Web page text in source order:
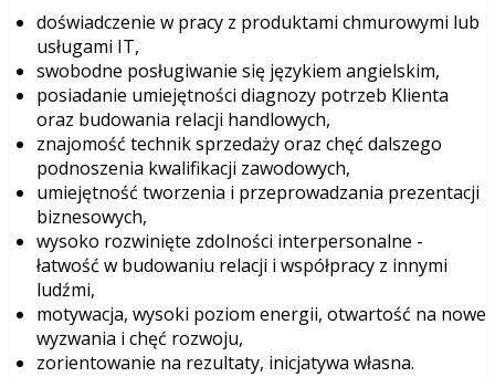
doświadczenie w pracy z produktami chmurowymi lub
usługami IT,
swobodne posługiwanie się językiem angielskim,
posiadanie umiejętności diagnozy potrzeb Klienta
oraz budowania relacji handlowych,
znajomość technik sprzedaży oraz chęć dalszego
podnoszenia kwalifikacji zawodowych,
umiejętność tworzenia i przeprowadzania prezentacji
biznesowych,
wysoko rozwinięte zdolności interpersonalne -
łatwość w budowaniu relacji i współpracy z innymi
ludźmi,
motywacja, wysoki poziom energii, otwartość na nowe
wyzwania i chęć rozwoju,
zorientowanie na rezultaty, inicjatywa własna.